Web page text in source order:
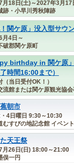
月18日(土)～2027年3月17
跡・小早川秀秋陣跡
！関ケ原」没入型サウ
月4日～
破郡関ケ原町
birthday in 関ケ原
時間16:00まで）
（当日受付OK！）
流館または関ケ原観光協
朝市
4日曜日 9:30～10:30
むすびの地記念館 イベン
天王祭
月26日(日) 18:00～21:00
俣一円